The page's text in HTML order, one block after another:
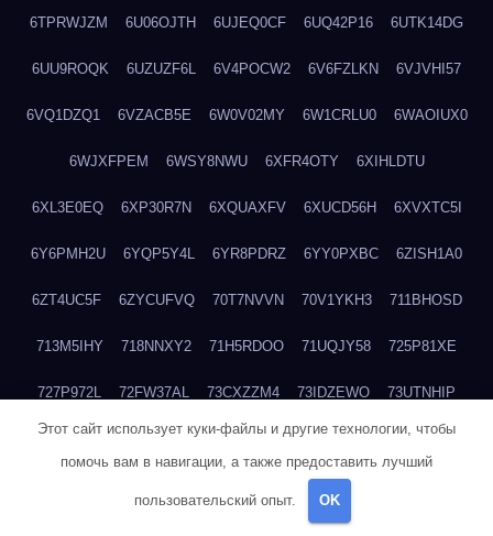
6TPRWJZM 6U06OJTH 6UJEQ0CF 6UQ42P16 6UTK14DG
6UU9ROQK 6UZUZF6L 6V4POCW2 6V6FZLKN 6VJVHI57
6VQ1DZQ1 6VZACB5E 6W0V02MY 6W1CRLU0 6WAOIUX0
6WJXFPEM 6WSY8NWU 6XFR4OTY 6XIHLDTU
6XL3E0EQ 6XP30R7N 6XQUAXFV 6XUCD56H 6XVXTC5I
6Y6PMH2U 6YQP5Y4L 6YR8PDRZ 6YY0PXBC 6ZISH1A0
6ZT4UC5F 6ZYCUFVQ 70T7NVVN 70V1YKH3 711BHOSD
713M5IHY 718NNXY2 71H5RDOO 71UQJY58 725P81XE
727P972L 72FW37AL 73CXZZM4 73IDZEWO 73UTNHIP
73VKAF4E 740HGIUK 745ACL1O 74DPJX4S 74DVDXRM
76BJGQ4F
Этот сайт использует куки-файлы и другие технологии, чтобы
помочь вам в навигации, а также предоставить лучший
пользовательский опыт. OK